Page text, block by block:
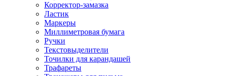
Корректор-замазка
Ластик
Маркеры
Миллиметровая бумага
Ручки
Текстовыделители
Точилки для карандашей
Трафареты